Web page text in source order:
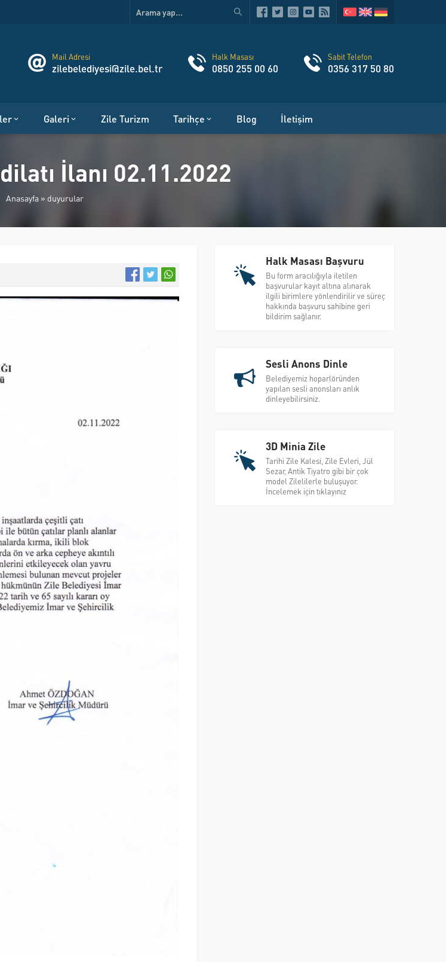
Mail Adresi
zilebelediyesi@zile.bel.tr
Halk Masası
0850 255 00 60
Sabit Telefon
0356 317 50 80
Galeri Zile Turizm Tarihçe Blog İletişim
İlanı 02.11.2022
Anasayfa » duyurular
Halk Masası Başvuru
Bu form aracılığıyla iletilen
başvurular kayıt altına alınarak
ilgili birimlere yönlendirilir ve süreç
hakkında başvuru sahibine geri
bildirim sağlanır.
Sesli Anons Dinle
Belediyemiz hoparlöründen
yapılan sesli anonsları anlık
dinleyebilirsiniz.
3D Minia Zile
Tarihi Zile Kalesi, Zile Evleri, Jül
Sezar, Antik Tiyatro gibi bir çok
model Zilelilerle buluşuyor.
İncelemek için tıklayınız